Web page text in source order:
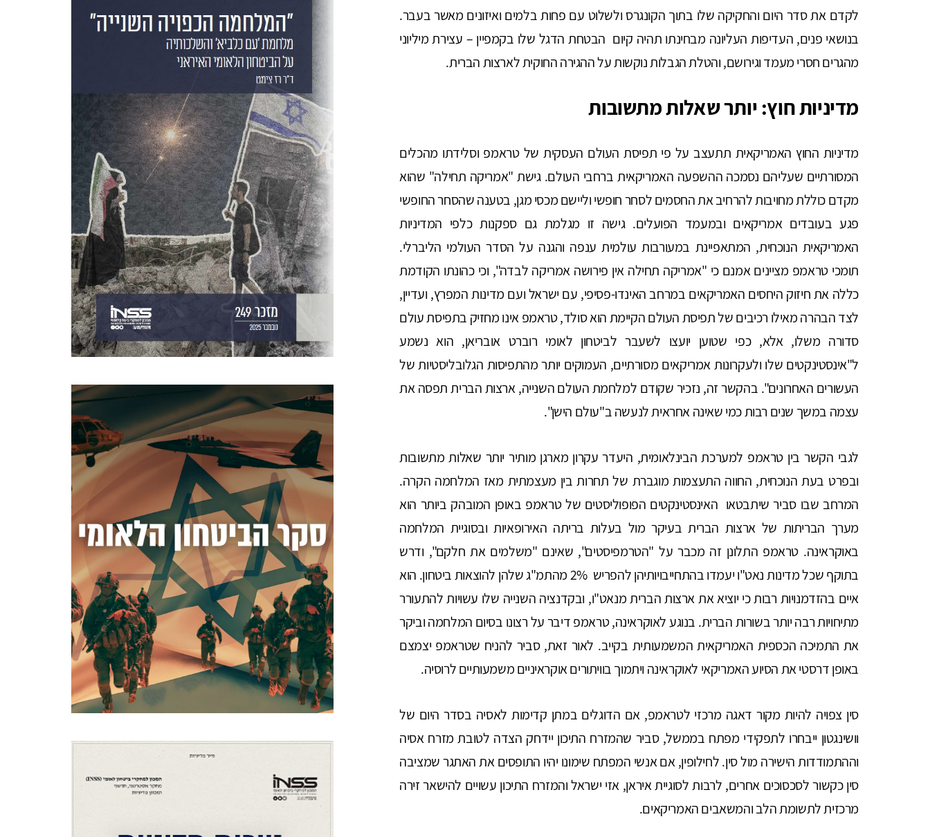
לקדם את סדר היום והחקיקה שלו בתוך הקונגרס ולשלוט עם פחות בלמים ואיזונים מאשר בעבר.
בנושאי פנים, העדיפות העליונה מבחינתו תהיה קיום הבטחת הדגל שלו בקמפיין – עצירת מיליוני
מהגרים חסרי מעמד וגירושם, והטלת הגבלות נוקשות על ההגירה החוקית לארצות הברית.
מדיניות חוץ: יותר שאלות מתשובות
מדיניות החוץ האמריקאית תתעצב על פי תפיסת העולם העסקית של טראמפ וסלידתו מהכלים
המסורתיים שעליהם נסמכה ההשפעה האמריקאית ברחבי העולם. גישת "אמריקה תחילה" שהוא
מקדם כוללת מחויבות להרחיב את החסמים לסחר חופשי וליישם מכסי מגן, בטענה שהסחר החופשי
פגע בעובדים אמריקאים ובמעמד הפועלים. גישה זו מגלמת גם ספקנות כלפי המדיניות
האמריקאית הנוכחית, המתאפיינת במעורבות עולמית ענפה והגנה על הסדר העולמי הליברלי.
תומכי טראמפ מציינים אמנם כי "אמריקה תחילה אין פירושה אמריקה לבדה", וכי כהונתו הקודמת
כללה את חיזוק היחסים האמריקאים במרחב האינדו-פסיפי, עם ישראל ועם מדינות המפרץ, ועדיין,
לצד הבהרה מאילו רכיבים של תפיסת העולם הקיימת הוא סולד, טראמפ אינו מחזיק בתפיסת עולם
סדורה משלו, אלא, כפי שטוען יועצו לשעבר לביטחון לאומי רוברט אובריאן, הוא נשמע
ל"אינסטינקטים שלו ולעקרונות אמריקאים מסורתיים, העמוקים יותר מהתפיסות הגלובליסטיות של
העשורים האחרונים". בהקשר זה, נזכיר שקודם למלחמת העולם השנייה, ארצות הברית תפסה את
עצמה במשך שנים רבות כמי שאינה אחראית לנעשה ב"עולם הישן".
לגבי הקשר בין טראמפ למערכת הבינלאומית, היעדר עקרון מארגן מותיר יותר שאלות מתשובות
ובפרט בעת הנוכחית, החווה התעצמות מוגברת של תחרות בין מעצמתית מאז המלחמה הקרה.
המרחב שבו סביר שיתבטאו האינסטינקטים הפופוליסטים של טראמפ באופן המובהק ביותר הוא
מערך הבריתות של ארצות הברית בעיקר מול בעלות בריתה האירופאיות ובסוגיית המלחמה
באוקראינה. טראמפ התלונן זה מכבר על "הטרמפיסטים", שאינם "משלמים את חלקם", ודרש
בתוקף שכל מדינות נאט"ו יעמדו בהתחייבויותיהן להפריש 2% מהתמ"ג שלהן להוצאות ביטחון. הוא
איים בהזדמנויות רבות כי יוציא את ארצות הברית מנאט"ו, ובקדנציה השנייה שלו עשויות להתעורר
מתיחויות רבה יותר בשורות הברית. בנוגע לאוקראינה, טראמפ דיבר על רצונו בסיום המלחמה וביקר
את התמיכה הכספית האמריקאית המשמעותית בקייב. לאור זאת, סביר להניח שטראמפ יצמצם
באופן דרסטי את הסיוע האמריקאי לאוקראינה ויתמוך בוויתורים אוקראיניים משמעותיים לרוסיה.
סין צפויה להיות מקור דאגה מרכזי לטראמפ, אם הדוגלים במתן קדימות לאסיה בסדר היום של
וושינגטון ייבחרו לתפקידי מפתח בממשל, סביר שהמזרח התיכון יידחק הצדה לטובת מזרח אסיה
וההתמודדות הישירה מול סין. לחילופין, אם אנשי המפתח שימונו יהיו התופסים את האתגר שמציבה
סין כקשור לסכסוכים אחרים, לרבות לסוגיית איראן, אזי ישראל והמזרח התיכון עשויים להישאר זירה
מרכזית לתשומת הלב והמשאבים האמריקאים.